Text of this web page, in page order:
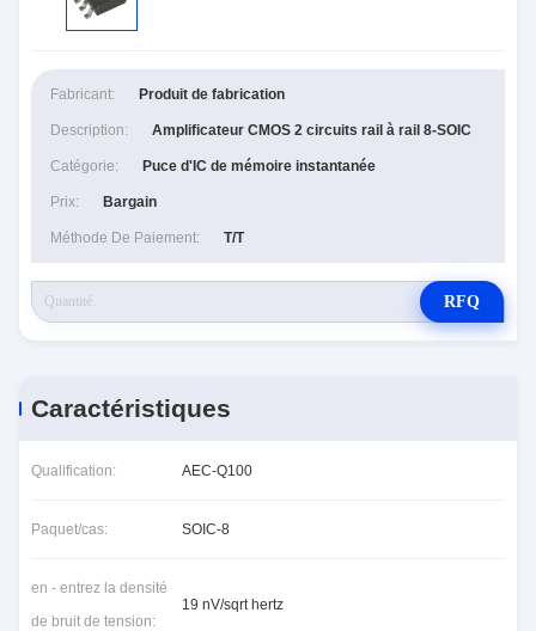
Fabricant: Produit de fabrication
Description: Amplificateur CMOS 2 circuits rail à rail 8-SOIC
Catégorie: Puce d'IC de mémoire instantanée
Prix: Bargain
Méthode De Paiement: T/T
RFQ
Caractéristiques
Qualification: AEC-Q100
Paquet/cas: SOIC-8
en - entrez la densité
de bruit de tension:
19 nV/sqrt hertz